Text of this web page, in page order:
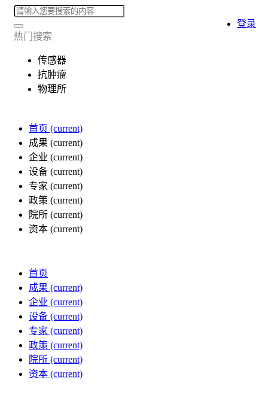
热门搜索
传感器
抗肿瘤
物理所
首页 (current)
成果 (current)
企业 (current)
设备 (current)
专家 (current)
政策 (current)
院所 (current)
资本 (current)
登录
首页
成果 (current)
企业 (current)
设备 (current)
专家 (current)
政策 (current)
院所 (current)
资本 (current)